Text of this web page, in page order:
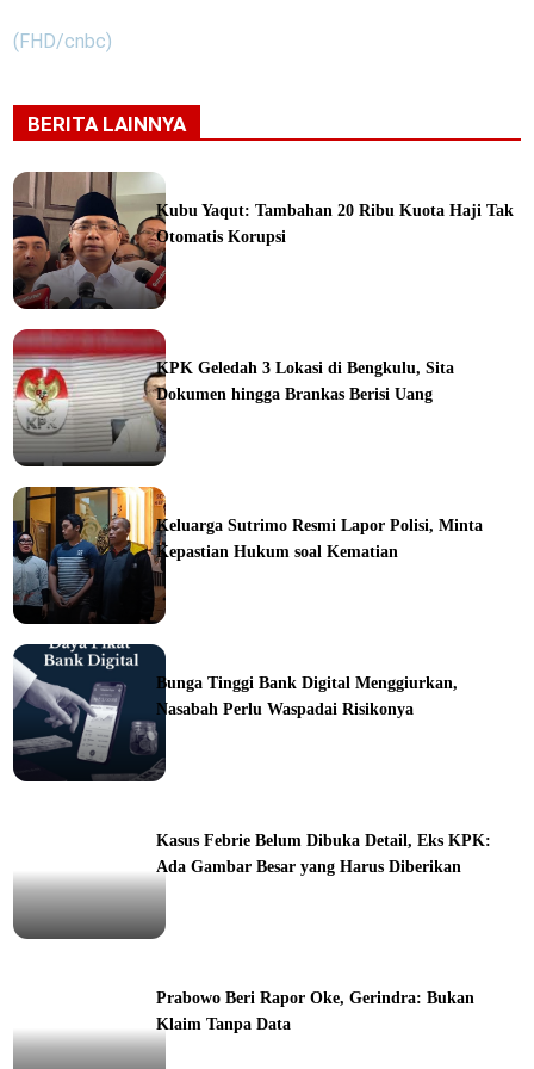
(FHD/cnbc)
BERITA LAINNYA
Kubu Yaqut: Tambahan 20 Ribu Kuota Haji Tak
Otomatis Korupsi
KPK Geledah 3 Lokasi di Bengkulu, Sita
Dokumen hingga Brankas Berisi Uang
Keluarga Sutrimo Resmi Lapor Polisi, Minta
Kepastian Hukum soal Kematian
Bunga Tinggi Bank Digital Menggiurkan,
Nasabah Perlu Waspadai Risikonya
Kasus Febrie Belum Dibuka Detail, Eks KPK:
Ada Gambar Besar yang Harus Diberikan
Prabowo Beri Rapor Oke, Gerindra: Bukan
Klaim Tanpa Data